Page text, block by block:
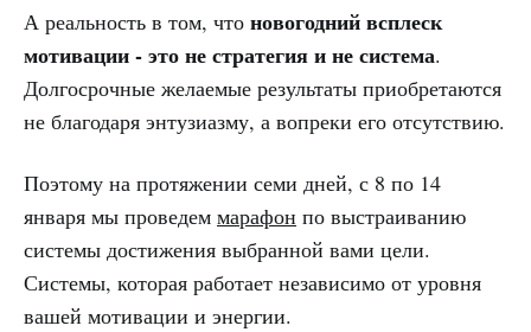
А реальность в том, что новогодний всплеск
мотивации - это не стратегия и не система.
Долгосрочные желаемые результаты приобретаются
не благодаря энтузиазму, а вопреки его отсутствию.
Поэтому на протяжении семи дней, с 8 по 14
января мы проведем марафон по выстраиванию
системы достижения выбранной вами цели.
Системы, которая работает независимо от уровня
вашей мотивации и энергии.